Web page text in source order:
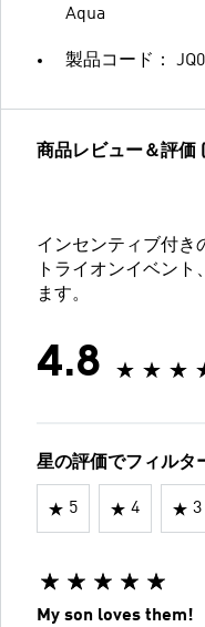
Aqua
製品コード：
商品レビュー＆評価
インセンティブ付き
トライオンイベン
ます。
4.8
星の評価でフィルタ
5 4 3
My son loves them!